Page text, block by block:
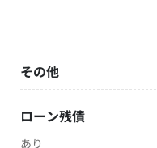
その他
ローン残債
あり